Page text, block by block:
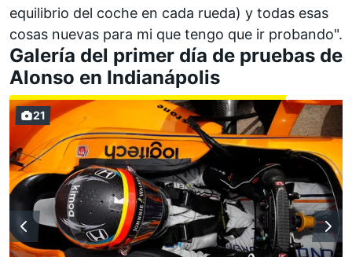
equilibrio del coche en cada rueda) y todas esas
cosas nuevas para mi que tengo que ir probando".
Galería del primer día de pruebas de
Alonso en Indianápolis
21